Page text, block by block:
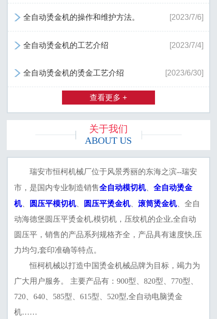
 [2023/7/6]
全自动烫金机的操作和维护方法。
 [2023/7/4]
全自动烫金机的工艺介绍
 [2023/6/30]
全自动烫金机的烫金工艺介绍
查看更多 +
关于我们
ABOUT US
瑞安市恒柯机械厂位于风景秀丽的东海之滨--瑞安
市，是国内专业制造销售全自动模切机、全自动烫金
机、 圆压平模切机、 圆压平烫金机、滚筒烫金机、全自
动海德堡圆压平烫金机,模切机，压纹机的企业,全自动
圆压平，销售的产品系列规格齐全，产品具有速度快,压
力均匀,套印准确等特点。
恒柯机械以打造中国烫金机械品牌为目标，竭力为
广大用户服务。 主要产品有：900型、820型、770型、
720、640、585型、615型、520型,全自动电脑烫金
机……